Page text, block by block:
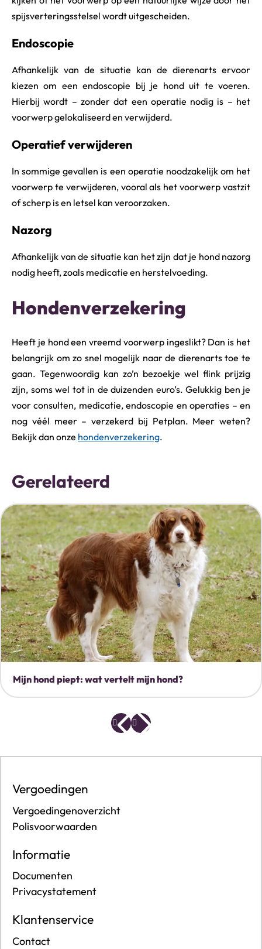
spijsverteringsstelsel wordt uitgescheiden.
Endoscopie
Afhankelijk van de situatie kan de dierenarts ervoor
kiezen om een endoscopie bij je hond uit te voeren.
Hierbij wordt – zonder dat een operatie nodig is – het
voorwerp gelokaliseerd en verwijderd.
Operatief verwijderen
In sommige gevallen is een operatie noodzakelijk om het
voorwerp te verwijderen, vooral als het voorwerp vastzit
of scherp is en letsel kan veroorzaken.
Nazorg
Afhankelijk van de situatie kan het zijn dat je hond nazorg
nodig heeft, zoals medicatie en herstelvoeding.
Hondenverzekering
Heeft je hond een vreemd voorwerp ingeslikt? Dan is het
belangrijk om zo snel mogelijk naar de dierenarts toe te
gaan. Tegenwoordig kan zo’n bezoekje wel flink prijzig
zijn, soms wel tot in de duizenden euro’s. Gelukkig ben je
voor consulten, medicatie, endoscopie en operaties – en
nog véél meer – verzekerd bij Petplan. Meer weten?
Bekijk dan onze hondenverzekering.
Gerelateerd
Mijn hond piept: wat vertelt mijn hond?
Vergoedingen
Vergoedingenoverzicht
Polisvoorwaarden
Informatie
Documenten
Privacystatement
Klantenservice
Contact